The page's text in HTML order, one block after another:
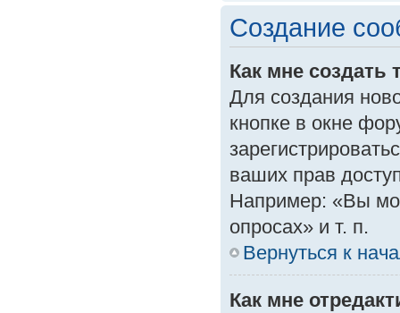
Создание
Как мне создать
Для создания
кнопке в окне
ваших прав
Например: «Вы
опросах» и т. п.
Вернуться к
Как мне